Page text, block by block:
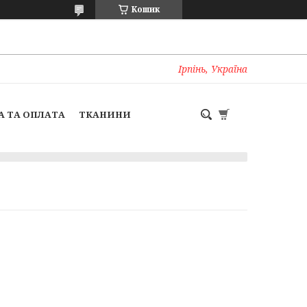
Кошик
Ірпінь, Україна
ТА ОПЛАТА ТКАНИНИ